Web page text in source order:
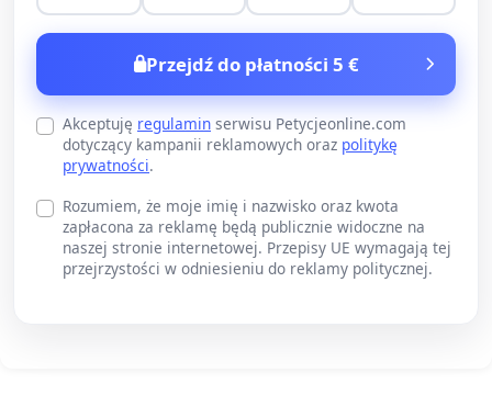
Przejdź do płatności 5 €
Akceptuję regulamin serwisu Petycjeonline.com
dotyczący kampanii reklamowych oraz politykę
prywatności.
Rozumiem, że moje imię i nazwisko oraz kwota
zapłacona za reklamę będą publicznie widoczne na
naszej stronie internetowej. Przepisy UE wymagają tej
przejrzystości w odniesieniu do reklamy politycznej.